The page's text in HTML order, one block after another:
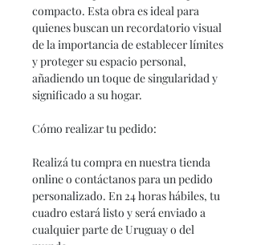
compacto. Esta obra es ideal para
quienes buscan un recordatorio visual
de la importancia de establecer límites
y proteger su espacio personal,
añadiendo un toque de singularidad y
significado a su hogar.
Cómo realizar tu pedido:
Realizá tu compra en nuestra tienda
online o contáctanos para un pedido
personalizado. En 24 horas hábiles, tu
cuadro estará listo y será enviado a
cualquier parte de Uruguay o del